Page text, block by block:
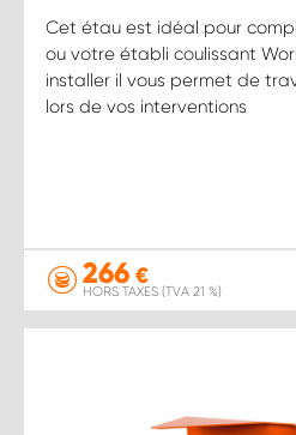
Cet étau est idéal pour
ou votre établi coulissant
installer il vous permet de
lors de vos interventions
266 €
HORS TAXES (TVA 21 %)